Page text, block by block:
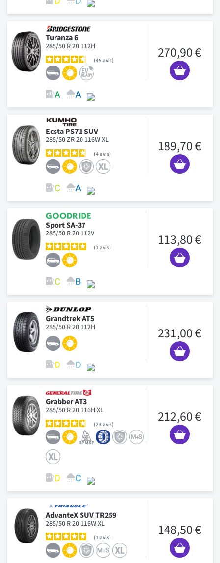
Turanza 6
285/50 R 20 112H
45 avis 270,90 €
Ecsta PS71 SUV
285/50 ZR 20 116W XL
4avis 189,70 €
Sport SA-37
285/50 R 20 112V
1 avis 113,80 €
Grandtrek AT5
285/50 R 20 112H 231,00 €
Grabber AT3
285/50 R 20 116H XL
23 avis 212,60 €
AdvanteX SUV TR259
285/50 R 20 116W XL
1 avis 148,50 €